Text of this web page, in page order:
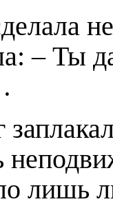
– Ты
лишь